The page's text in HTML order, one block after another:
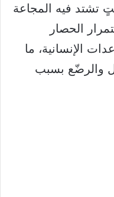
تشتد فيه المجاعة
الحصار
الإنسانية، ما
والرضّع بسبب